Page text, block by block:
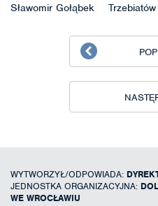
Sławomir Gołąbek Trzebiatów
WYTWORZYŁ/ODPOWIADA:
JEDNOSTKA ORGANIZACYJNA:
WE WROCŁAWIU